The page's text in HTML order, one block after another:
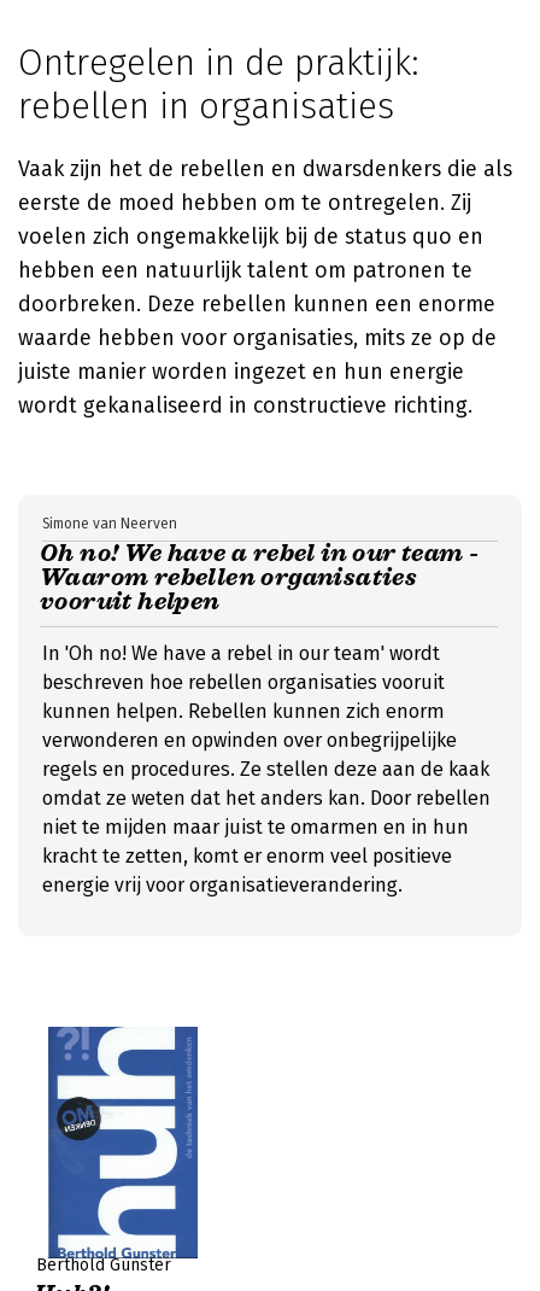
Ontregelen in de praktijk:
rebellen in organisaties
Vaak zijn het de rebellen en dwarsdenkers die als
eerste de moed hebben om te ontregelen. Zij
voelen zich ongemakkelijk bij de status quo en
hebben een natuurlijk talent om patronen te
doorbreken. Deze rebellen kunnen een enorme
waarde hebben voor organisaties, mits ze op de
juiste manier worden ingezet en hun energie
wordt gekanaliseerd in constructieve richting.
Oh no! We have a rebel in our team -
Waarom rebellen organisaties
vooruit helpen
Simone van Neerven
In 'Oh no! We have a rebel in our team' wordt
beschreven hoe rebellen organisaties vooruit
kunnen helpen. Rebellen kunnen zich enorm
verwonderen en opwinden over onbegrijpelijke
regels en procedures. Ze stellen deze aan de kaak
omdat ze weten dat het anders kan. Door rebellen
niet te mijden maar juist te omarmen en in hun
kracht te zetten, komt er enorm veel positieve
energie vrij voor organisatieverandering.
Berthold Gunster